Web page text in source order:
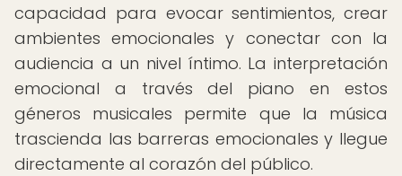
capacidad para evocar sentimientos, crear
ambientes emocionales y conectar con la
audiencia a un nivel íntimo. La interpretación
emocional a través del piano en estos
géneros musicales permite que la música
trascienda las barreras emocionales y llegue
directamente al corazón del público.